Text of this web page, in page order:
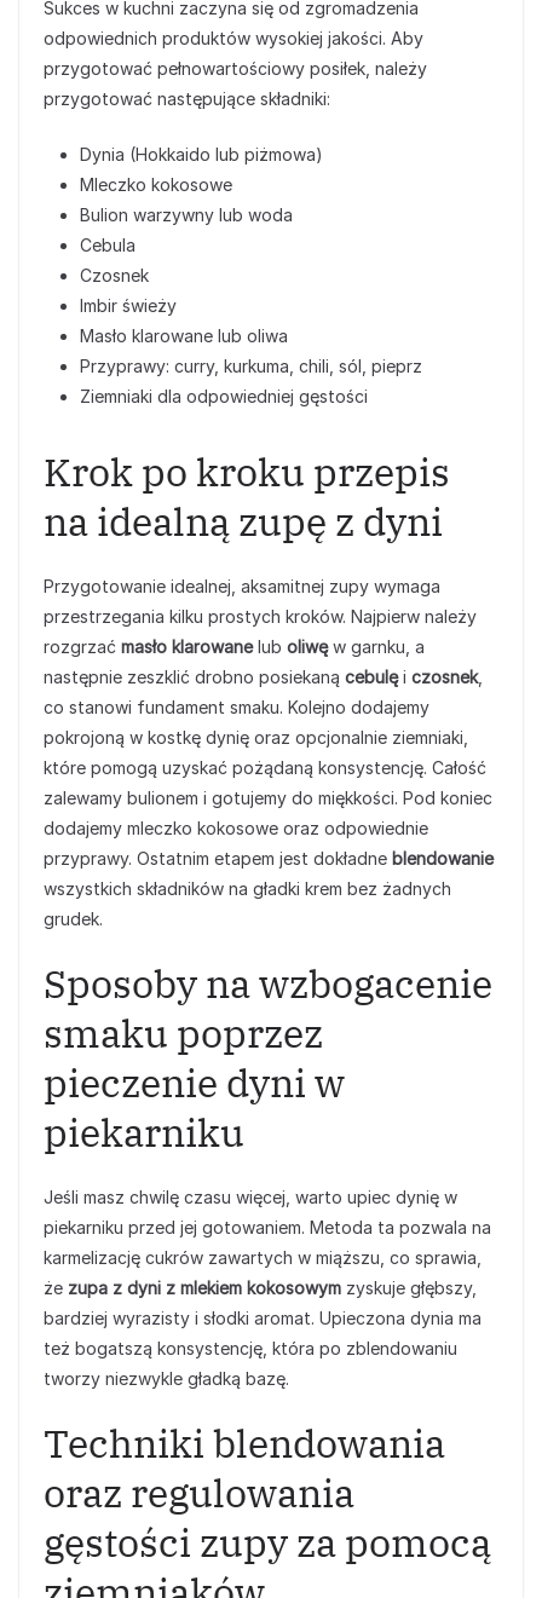
Sukces w kuchni zaczyna się od zgromadzenia
odpowiednich produktów wysokiej jakości. Aby
przygotować pełnowartościowy posiłek, należy
przygotować następujące składniki:
Dynia (Hokkaido lub piżmowa)
Mleczko kokosowe
Bulion warzywny lub woda
Cebula
Czosnek
Imbir świeży
Masło klarowane lub oliwa
Przyprawy: curry, kurkuma, chili, sól, pieprz
Ziemniaki dla odpowiedniej gęstości
Krok po kroku przepis
na idealną zupę z dyni
Przygotowanie idealnej, aksamitnej zupy wymaga
przestrzegania kilku prostych kroków. Najpierw należy
rozgrzać masło klarowanelub oliwęw garnku, a
następnie zeszklić drobno posiekaną cebulęi czosnek,
co stanowi fundament smaku. Kolejno dodajemy
pokrojoną w kostkę dynię oraz opcjonalnie ziemniaki,
które pomogą uzyskać pożądaną konsystencję. Całość
zalewamy bulionem i gotujemy do miękkości. Pod koniec
dodajemy mleczko kokosowe oraz odpowiednie
przyprawy. Ostatnim etapem jest dokładne blendowanie
wszystkich składników na gładki krem bez żadnych
grudek.
Sposoby na wzbogacenie
smaku poprzez
pieczenie dyni w
piekarniku
Jeśli masz chwilę czasu więcej, warto upiec dynię w
piekarniku przed jej gotowaniem. Metoda ta pozwala na
karmelizację cukrów zawartych w miąższu, co sprawia,
że zupa z dyni z mlekiem kokosowym zyskuje głębszy,
bardziej wyrazisty i słodki aromat. Upieczona dynia ma
też bogatszą konsystencję, która po zblendowaniu
tworzy niezwykle gładką bazę.
Techniki blendowania
oraz regulowania
gęstości zupy za pomocą